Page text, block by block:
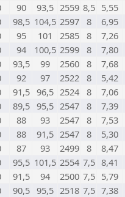
90 93,5 2559 8,5 5,55
98,5 104,5 2597 8 6,95
95 101 2585 8 7,26
94 100,5 2599 8 7,80
93,5 99 2560 8 7,68
92 97 2522 8 5,42
91,5 96,5 2524 8 7,06
89,5 95,5 2547 8 7,39
88 93 2547 8 7,53
88 91,5 2547 8 5,30
87 93 2499 8 8,47
95,5 101,5 2554 7,5 8,41
91,5 94 2500 7,5 5,79
90,5 95,5 2518 7,5 7,38